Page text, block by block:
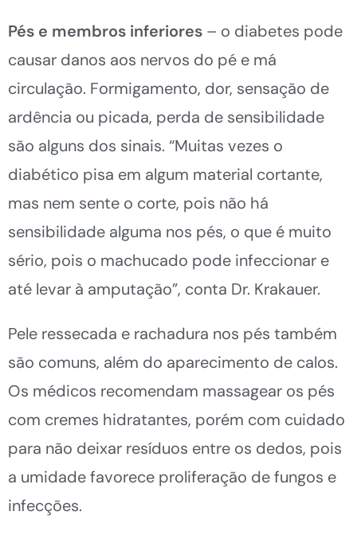
Pés e membros inferiores – o diabetes pode
causar danos aos nervos do pé e má
circulação. Formigamento, dor, sensação de
ardência ou picada, perda de sensibilidade
são alguns dos sinais. “Muitas vezes o
diabético pisa em algum material cortante,
mas nem sente o corte, pois não há
sensibilidade alguma nos pés, o que é muito
sério, pois o machucado pode infeccionar e
até levar à amputação”, conta Dr. Krakauer.
Pele ressecada e rachadura nos pés também
são comuns, além do aparecimento de calos.
Os médicos recomendam massagear os pés
com cremes hidratantes, porém com cuidado
para não deixar resíduos entre os dedos, pois
a umidade favorece proliferação de fungos e
infecções.